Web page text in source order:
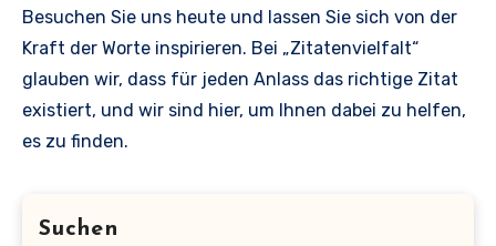
Besuchen Sie uns heute und lassen Sie sich von der
Kraft der Worte inspirieren. Bei „Zitatenvielfalt“
glauben wir, dass für jeden Anlass das richtige Zitat
existiert, und wir sind hier, um Ihnen dabei zu helfen,
es zu finden.
Suchen